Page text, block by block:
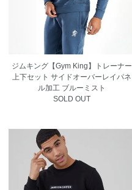
ジムキング【Gym King】トレーナー
上下セット サイドオーバーレイパネ
ル加工 ブルーミスト
SOLD OUT